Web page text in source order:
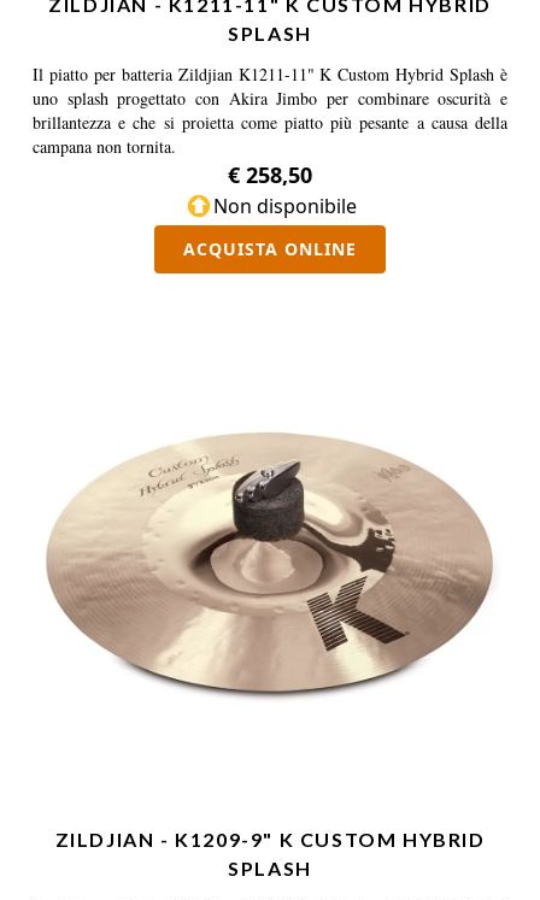
SPLASH
Il piatto per batteria Zildjian K1211-11" K Custom Hybrid Splash è
uno splash progettato con Akira Jimbo per combinare oscurità e
brillantezza e che si proietta come piatto più pesante a causa della
campana non tornita.
€ 258,50
Non disponibile
ACQUISTA ONLINE
ZILDJIAN - K1209-9" K CUSTOM HYBRID
SPLASH